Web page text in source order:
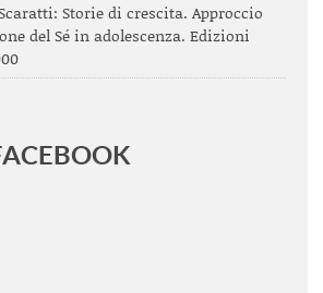
Storie di crescita. Approccio
del Sé in adolescenza. Edizioni